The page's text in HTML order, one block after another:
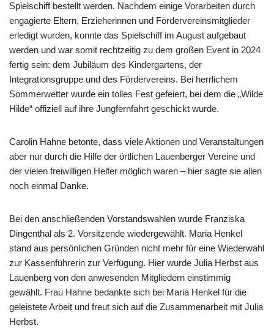
Spielschiff bestellt werden. Nachdem einige Vorarbeiten durch
engagierte Eltern, Erzieherinnen und Fördervereinsmitglieder
erledigt wurden, konnte das Spielschiff im August aufgebaut
werden und war somit rechtzeitig zu dem großen Event in 2024
fertig sein: dem Jubiläum des Kindergartens, der
Integrationsgruppe und des Fördervereins. Bei herrlichem
Sommerwetter wurde ein tolles Fest gefeiert, bei dem die „Wilde
Hilde“ offiziell auf ihre Jungfernfahrt geschickt wurde.
Carolin Hahne betonte, dass viele Aktionen und Veranstaltungen
aber nur durch die Hilfe der örtlichen Lauenberger Vereine und
der vielen freiwilligen Helfer möglich waren – hier sagte sie allen
noch einmal Danke.
Bei den anschließenden Vorstandswahlen wurde Franziska
Dingenthal als 2. Vorsitzende wiedergewählt. Maria Henkel
stand aus persönlichen Gründen nicht mehr für eine Wiederwahl
zur Kassenführerin zur Verfügung. Hier wurde Julia Herbst aus
Lauenberg von den anwesenden Mitgliedern einstimmig
gewählt. Frau Hahne bedankte sich bei Maria Henkel für die
geleistete Arbeit und freut sich auf die Zusammenarbeit mit Julia
Herbst.